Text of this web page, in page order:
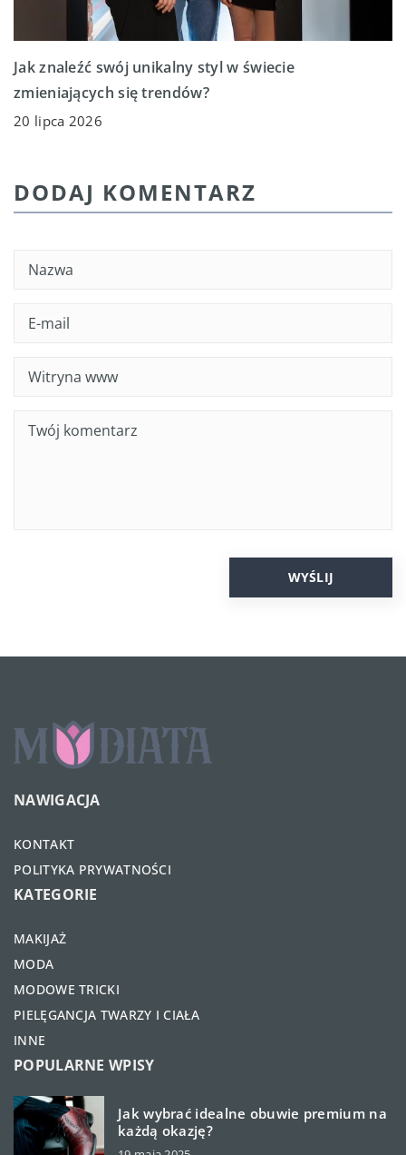
Jak znaleźć swój unikalny styl w świecie
zmieniających się trendów?
20 lipca 2026
DODAJ KOMENTARZ
NAWIGACJA
KONTAKT
POLITYKA PRYWATNOŚCI
KATEGORIE
MAKIJAŻ
MODA
MODOWE TRICKI
PIELĘGANCJA TWARZY I CIAŁA
INNE
POPULARNE WPISY
Jak wybrać idealne obuwie premium na
każdą okazję?